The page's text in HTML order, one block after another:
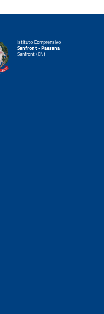
Istituto Comprensivo
Sanfront - Paesana
Sanfront (CN)